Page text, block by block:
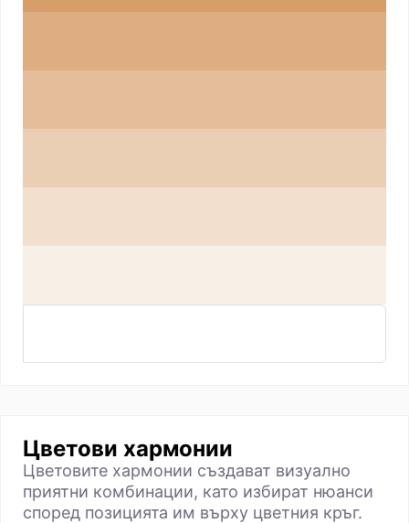
Цветови хармонии
Цветовите хармонии създават визуално
приятни комбинации, като избират нюанси
според позицията им върху цветния кръг.